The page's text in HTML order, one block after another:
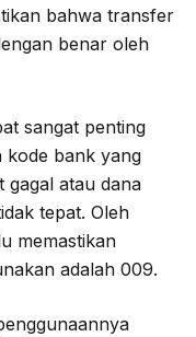
bahwa transfer
benar oleh
sangat penting
kode bank yang
gagal atau dana
tepat. Oleh
memastikan
adalah 009.